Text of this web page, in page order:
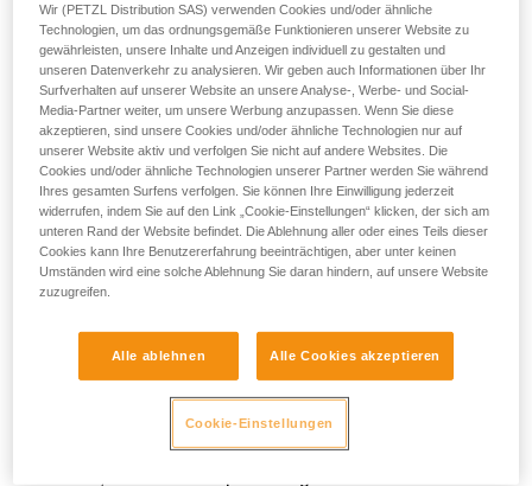
Thibaut Baronian, Sportler von Kindesbeinen an und
begeisterter Wettkämpfer, machte seine ersten Schritte
im Leistungssport beim Skilanglauf. Ein paar Jahre
später, nachdem er einige Zeit als Physiotherapeut
gearbeitet und eine Ausbildung im Bereich
Mikroernährung absolviert hatte, wendete sich der
Athlet dem Trailrunning zu und erlief zahlreiche
Podiumsplätze bei schwierigen Rennen.
Im Herbst 2019 beschließt der kühne Sportler,
Trailrunning und Solidarität zu kombinieren. Er nimmt
Wir (PETZL Distribution SAS) verwenden Cookies und/oder ähnliche
Technologien, um das ordnungsgemäße Funktionieren unserer Website zu
gewährleisten, unsere Inhalte und Anzeigen individuell zu gestalten und
unseren Datenverkehr zu analysieren. Wir geben auch Informationen über Ihr
Surfverhalten auf unserer Website an unsere Analyse-, Werbe- und Social-
Media-Partner weiter, um unsere Werbung anzupassen. Wenn Sie diese
akzeptieren, sind unsere Cookies und/oder ähnliche Technologien nur auf
unserer Website aktiv und verfolgen Sie nicht auf andere Websites. Die
Cookies und/oder ähnliche Technologien unserer Partner werden Sie während
Ihres gesamten Surfens verfolgen. Sie können Ihre Einwilligung jederzeit
widerrufen, indem Sie auf den Link „Cookie-Einstellungen“ klicken, der sich am
unteren Rand der Website befindet. Die Ablehnung aller oder eines Teils dieser
Cookies kann Ihre Benutzererfahrung beeinträchtigen, aber unter keinen
Umständen wird eine solche Ablehnung Sie daran hindern, auf unsere Website
zuzugreifen.
Alle ablehnen Alle Cookies akzeptieren
Cookie-Einstellungen